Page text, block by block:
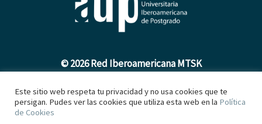
© 2026 Red Iberoamericana MTSK
Política de Cookies
Este sitio web respeta tu privacidad y no usa cookies que te
persigan. Pudes ver las cookies que utiliza esta web en la Política
de Cookies